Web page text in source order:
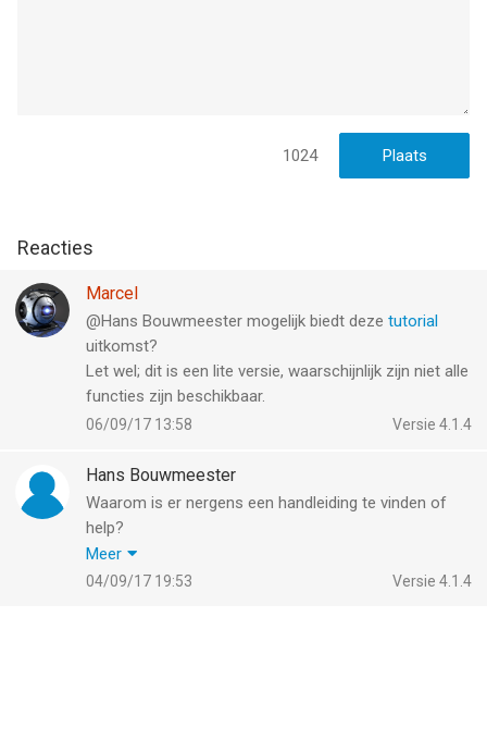
1024
Reacties
Marcel
@Hans Bouwmeester mogelijk biedt deze tutorial
uitkomst?
Let wel; dit is een lite versie, waarschijnlijk zijn niet alle
functies zijn beschikbaar.
Versie 4.1.4
06/09/17 13:58
Hans Bouwmeester
Waarom is er nergens een handleiding te vinden of
help?
Ik snap werkelijk niet hoe een route gemaakt moet
worden,
Meer
Versie 4.1.4
04/09/17 19:53